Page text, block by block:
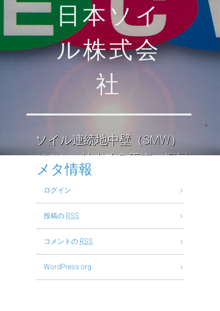
日本ソイ
ル株式会
社
ソイル連続地中壁（SMW）
（ECW） 地中改良工事（深層
混合処理工法） ロックソイル
メタ情報
ログイン
投稿の RSS
コメントの RSS
WordPress.org